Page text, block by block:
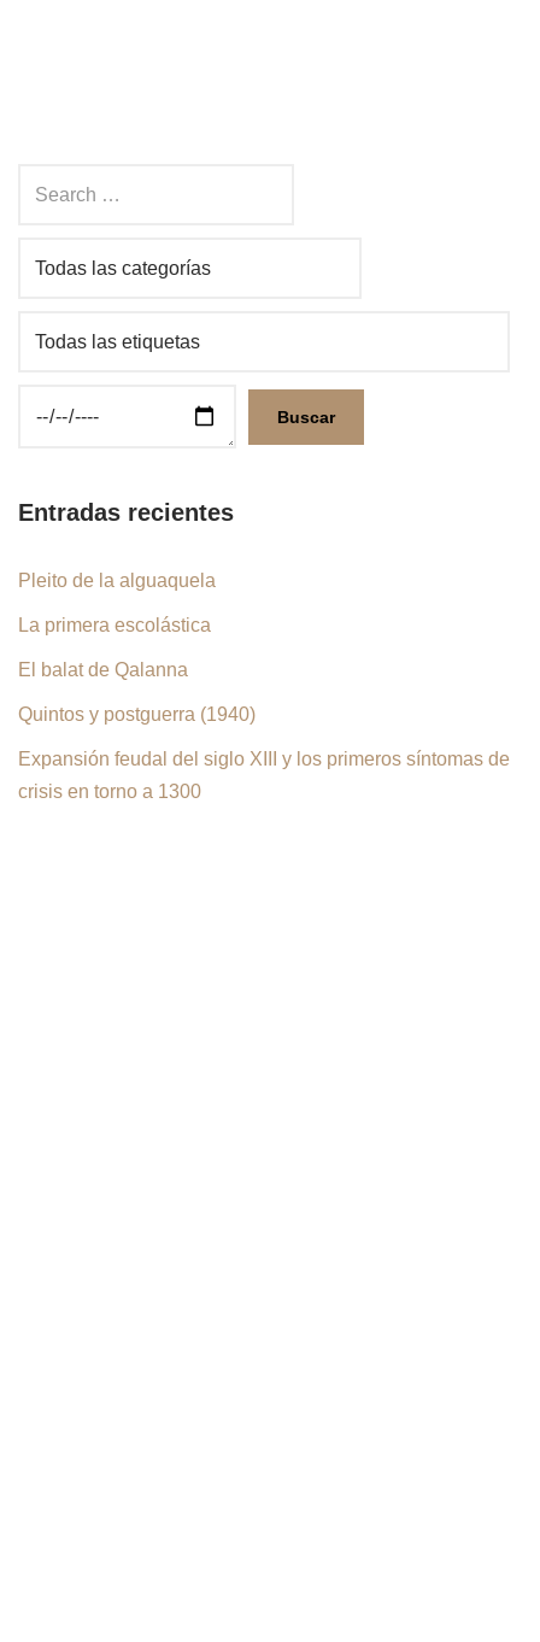
Entradas recientes
Pleito de la alguaquela
La primera escolástica
El balat de Qalanna
Quintos y postguerra (1940)
Expansión feudal del siglo XIII y los primeros síntomas de
crisis en torno a 1300